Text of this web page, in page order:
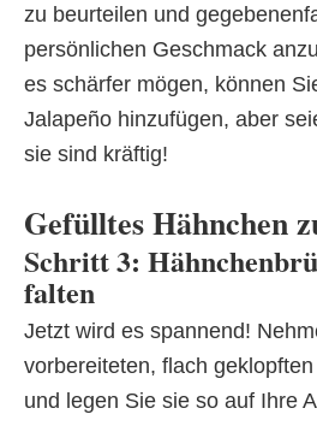
zu beurteilen und
persönlichen Geschmack
es schärfer mögen, können
Jalapeño hinzufügen, aber
sie sind kräftig!
Gefülltes Hähnchen
Schritt 3:
falten
Jetzt wird es spannend!
vorbereiteten, flach
und legen Sie sie so auf Ihre